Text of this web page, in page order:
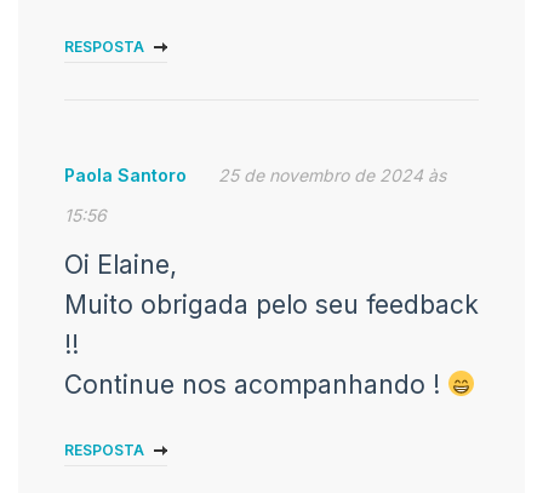
RESPOSTA
Paola Santoro
25 de novembro de 2024 às
15:56
Oi Elaine,
Muito obrigada pelo seu feedback
!!
Continue nos acompanhando !
RESPOSTA